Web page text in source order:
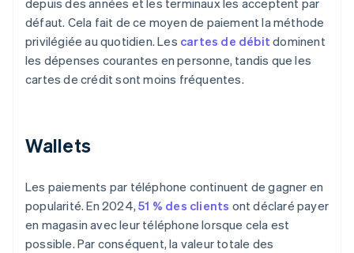
depuis des années et les terminaux les acceptent par
défaut. Cela fait de ce moyen de paiement la méthode
privilégiée au quotidien. Les cartes de débit dominent
les dépenses courantes en personne, tandis que les
cartes de crédit sont moins fréquentes.
Wallets
Les paiements par téléphone continuent de gagner en
popularité. En 2024,51 % des clients ont déclaré payer
en magasin avec leur téléphone lorsque cela est
possible. Par conséquent, la valeur totale des